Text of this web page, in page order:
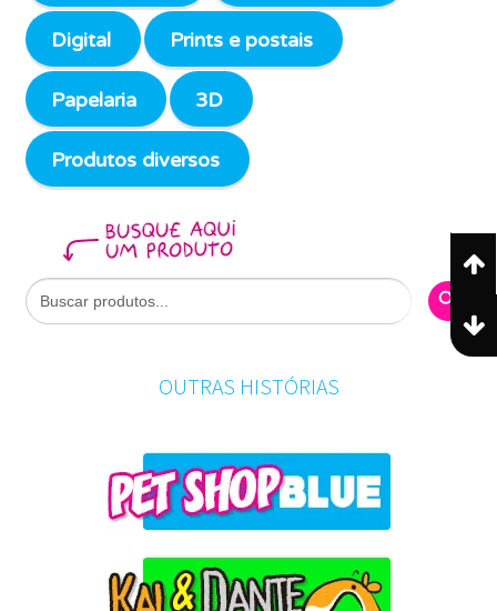
Digital Prints e postais
Papelaria 3D
Produtos diversos
Search
for:
Search
OUTRAS HISTÓRIAS